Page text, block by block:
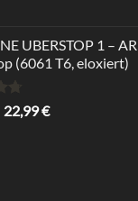
UBERSTOP 1 –
(6061 T6, eloxiert)
Ursprünglicher
22,99€Aktueller